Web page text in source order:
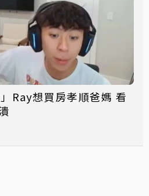
Ray想買房孝順爸媽 看